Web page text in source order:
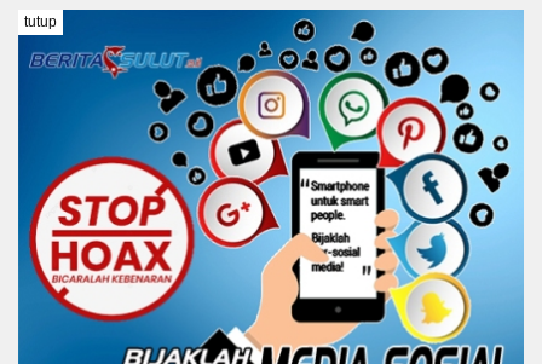
TENTANG KAMI REDAKSI
DISCLAIMER
PEDOMAN MEDIA SIBER
KODE ETIK
Copyright @ 2021 BERITA SULUT #BeritaTanpaBatas
tutup